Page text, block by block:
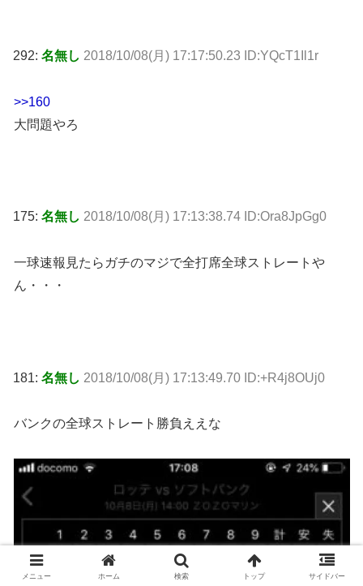
292: 名無し 2018/10/08(月) 17:17:50.23 ID:YQcT1Il1r
>>160
大問題やろ
175: 名無し 2018/10/08(月) 17:13:38.74 ID:Ora8JpGg0
一球速報見たらガチのマジで全打席全球ストレートや
ん・・・
181: 名無し 2018/10/08(月) 17:13:49.70 ID:+R4j8OUj0
バンクの全球ストレート勝負ええな
メニュー ホーム 検索 トップ サイドバー